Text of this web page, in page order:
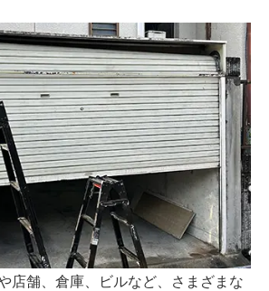
店舗、倉庫、ビルなど、さまざまな